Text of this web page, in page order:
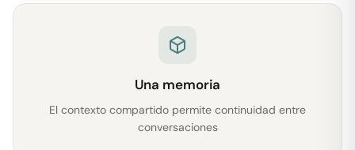
Una memoria
El contexto compartido permite continuidad entre
conversaciones